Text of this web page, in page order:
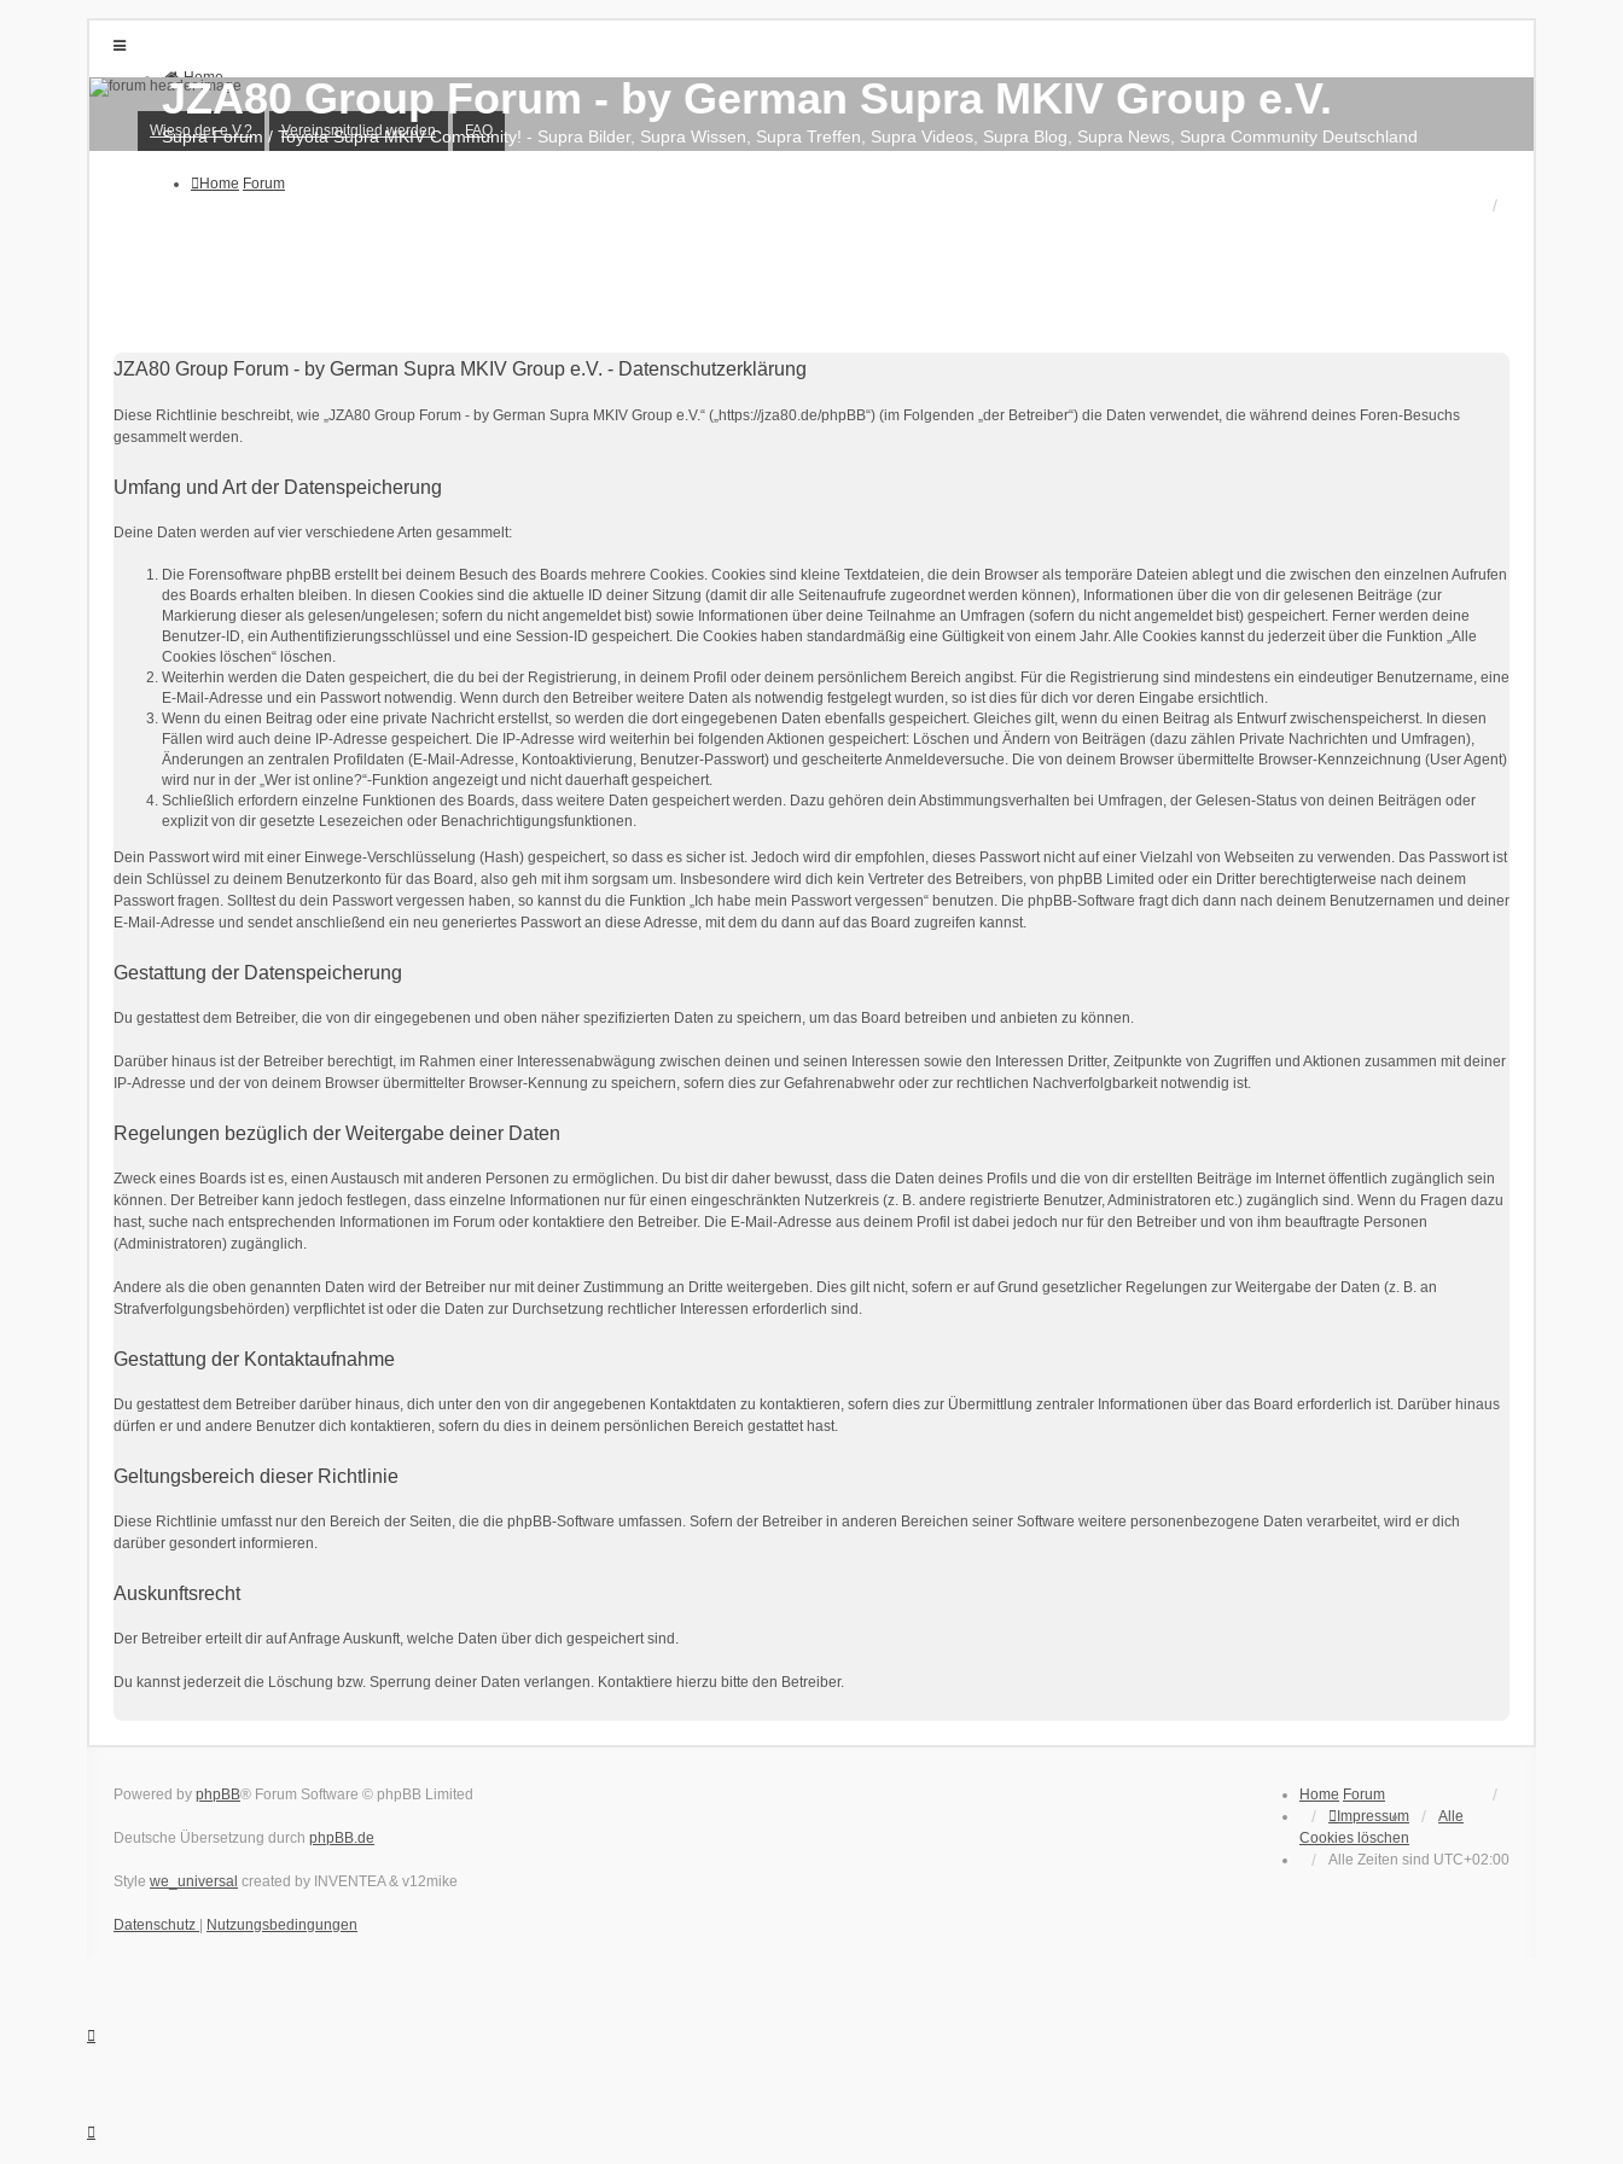
Home
Forum
Wieso der e.V.?
Vereinsmitglied werden
FAQ
Anmelden
JZA80 Group Forum - by German Supra MKIV Group e.V.
Supra Forum / Toyota Supra MKIV Community! - Supra Bilder, Supra Wissen, Supra Treffen, Supra Videos, Supra Blog, Supra News, Supra Community Deutschland
Wieso der e.V.? Vereinsmitglied werden FAQ
Home Forum
JZA80 Group Forum - by German Supra MKIV Group e.V. - Datenschutzerklärung
Diese Richtlinie beschreibt, wie „JZA80 Group Forum - by German Supra MKIV Group e.V.“ („https://jza80.de/phpBB“) (im Folgenden „der Betreiber“) die Daten verwendet, die während deines Foren-Besuchs
gesammelt werden.
Umfang und Art der Datenspeicherung
Deine Daten werden auf vier verschiedene Arten gesammelt:
Die Forensoftware phpBB erstellt bei deinem Besuch des Boards mehrere Cookies. Cookies sind kleine Textdateien, die dein Browser als temporäre Dateien ablegt und die zwischen den einzelnen Aufrufen
des Boards erhalten bleiben. In diesen Cookies sind die aktuelle ID deiner Sitzung (damit dir alle Seitenaufrufe zugeordnet werden können), Informationen über die von dir gelesenen Beiträge (zur
Markierung dieser als gelesen/ungelesen; sofern du nicht angemeldet bist) sowie Informationen über deine Teilnahme an Umfragen (sofern du nicht angemeldet bist) gespeichert. Ferner werden deine
Benutzer-ID, ein Authentifizierungsschlüssel und eine Session-ID gespeichert. Die Cookies haben standardmäßig eine Gültigkeit von einem Jahr. Alle Cookies kannst du jederzeit über die Funktion „Alle
Cookies löschen“ löschen.
Weiterhin werden die Daten gespeichert, die du bei der Registrierung, in deinem Profil oder deinem persönlichem Bereich angibst. Für die Registrierung sind mindestens ein eindeutiger Benutzername, eine
E-Mail-Adresse und ein Passwort notwendig. Wenn durch den Betreiber weitere Daten als notwendig festgelegt wurden, so ist dies für dich vor deren Eingabe ersichtlich.
Wenn du einen Beitrag oder eine private Nachricht erstellst, so werden die dort eingegebenen Daten ebenfalls gespeichert. Gleiches gilt, wenn du einen Beitrag als Entwurf zwischenspeicherst. In diesen
Fällen wird auch deine IP-Adresse gespeichert. Die IP-Adresse wird weiterhin bei folgenden Aktionen gespeichert: Löschen und Ändern von Beiträgen (dazu zählen Private Nachrichten und Umfragen),
Änderungen an zentralen Profildaten (E-Mail-Adresse, Kontoaktivierung, Benutzer-Passwort) und gescheiterte Anmeldeversuche. Die von deinem Browser übermittelte Browser-Kennzeichnung (User Agent)
wird nur in der „Wer ist online?“-Funktion angezeigt und nicht dauerhaft gespeichert.
Schließlich erfordern einzelne Funktionen des Boards, dass weitere Daten gespeichert werden. Dazu gehören dein Abstimmungsverhalten bei Umfragen, der Gelesen-Status von deinen Beiträgen oder
explizit von dir gesetzte Lesezeichen oder Benachrichtigungsfunktionen.
Dein Passwort wird mit einer Einwege-Verschlüsselung (Hash) gespeichert, so dass es sicher ist. Jedoch wird dir empfohlen, dieses Passwort nicht auf einer Vielzahl von Webseiten zu verwenden. Das Passwort ist
dein Schlüssel zu deinem Benutzerkonto für das Board, also geh mit ihm sorgsam um. Insbesondere wird dich kein Vertreter des Betreibers, von phpBB Limited oder ein Dritter berechtigterweise nach deinem
Passwort fragen. Solltest du dein Passwort vergessen haben, so kannst du die Funktion „Ich habe mein Passwort vergessen“ benutzen. Die phpBB-Software fragt dich dann nach deinem Benutzernamen und deiner
E-Mail-Adresse und sendet anschließend ein neu generiertes Passwort an diese Adresse, mit dem du dann auf das Board zugreifen kannst.
Gestattung der Datenspeicherung
Du gestattest dem Betreiber, die von dir eingegebenen und oben näher spezifizierten Daten zu speichern, um das Board betreiben und anbieten zu können.
Darüber hinaus ist der Betreiber berechtigt, im Rahmen einer Interessenabwägung zwischen deinen und seinen Interessen sowie den Interessen Dritter, Zeitpunkte von Zugriffen und Aktionen zusammen mit deiner
IP-Adresse und der von deinem Browser übermittelter Browser-Kennung zu speichern, sofern dies zur Gefahrenabwehr oder zur rechtlichen Nachverfolgbarkeit notwendig ist.
Regelungen bezüglich der Weitergabe deiner Daten
Zweck eines Boards ist es, einen Austausch mit anderen Personen zu ermöglichen. Du bist dir daher bewusst, dass die Daten deines Profils und die von dir erstellten Beiträge im Internet öffentlich zugänglich sein
können. Der Betreiber kann jedoch festlegen, dass einzelne Informationen nur für einen eingeschränkten Nutzerkreis (z. B. andere registrierte Benutzer, Administratoren etc.) zugänglich sind. Wenn du Fragen dazu
hast, suche nach entsprechenden Informationen im Forum oder kontaktiere den Betreiber. Die E-Mail-Adresse aus deinem Profil ist dabei jedoch nur für den Betreiber und von ihm beauftragte Personen
(Administratoren) zugänglich.
Andere als die oben genannten Daten wird der Betreiber nur mit deiner Zustimmung an Dritte weitergeben. Dies gilt nicht, sofern er auf Grund gesetzlicher Regelungen zur Weitergabe der Daten (z. B. an
Strafverfolgungsbehörden) verpflichtet ist oder die Daten zur Durchsetzung rechtlicher Interessen erforderlich sind.
Gestattung der Kontaktaufnahme
Du gestattest dem Betreiber darüber hinaus, dich unter den von dir angegebenen Kontaktdaten zu kontaktieren, sofern dies zur Übermittlung zentraler Informationen über das Board erforderlich ist. Darüber hinaus
dürfen er und andere Benutzer dich kontaktieren, sofern du dies in deinem persönlichen Bereich gestattet hast.
Geltungsbereich dieser Richtlinie
Diese Richtlinie umfasst nur den Bereich der Seiten, die die phpBB-Software umfassen. Sofern der Betreiber in anderen Bereichen seiner Software weitere personenbezogene Daten verarbeitet, wird er dich
darüber gesondert informieren.
Auskunftsrecht
Der Betreiber erteilt dir auf Anfrage Auskunft, welche Daten über dich gespeichert sind.
Du kannst jederzeit die Löschung bzw. Sperrung deiner Daten verlangen. Kontaktiere hierzu bitte den Betreiber.
Home Forum
Impressum
Alle
Cookies löschen
Alle Zeiten sind UTC+02:00
Powered by phpBB® Forum Software © phpBB Limited
Deutsche Übersetzung durch phpBB.de
Style we_universal created by INVENTEA & v12mike
Datenschutz | Nutzungsbedingungen